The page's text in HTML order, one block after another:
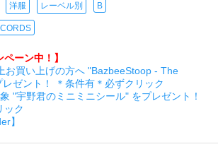
洋服 レーベル別 B
ペーン中！】
お買い上げの方へ "BazbeeStoop - The
ゼント！ ＊条件有＊必ずクリック
"宇野君のミニミニシール" をプレゼント！
ック
】